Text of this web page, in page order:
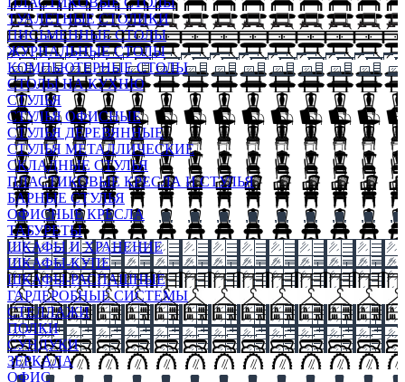
ТУАЛЕТНЫЕ СТОЛИКИ
ПИСЬМЕННЫЕ СТОЛЫ
ЖУРНАЛЬНЫЕ СТОЛЫ
КОМПЬЮТЕРНЫЕ СТОЛЫ
СТОЛЫ НА КУХНЮ
СТУЛЬЯ
СТУЛЬЯ ОФИСНЫЕ
СТУЛЬЯ ДЕРЕВЯННЫЕ
СТУЛЬЯ МЕТАЛЛИЧЕСКИЕ
СКЛАДНЫЕ СТУЛЬЯ
ПЛАСТИКОВЫЕ КРЕСЛА И СТУЛЬЯ
БАРНЫЕ СТУЛЬЯ
ОФИСНЫЕ КРЕСЛА
ТАБУРЕТЫ
ШКАФЫ И ХРАНЕНИЕ
ШКАФЫ-КУПЕ
ШКАФЫ-РАСПАШНЫЕ
ГАРДЕРОБНЫЕ СИСТЕМЫ
СТЕЛЛАЖИ
ПОЛКИ
СУНДУКИ
ЗЕРКАЛА
ОФИС